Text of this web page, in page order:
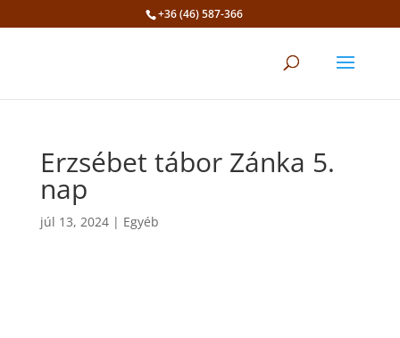
+36 (46) 587-366
Erzsébet tábor Zánka 5.
nap
júl 13, 2024| Egyéb